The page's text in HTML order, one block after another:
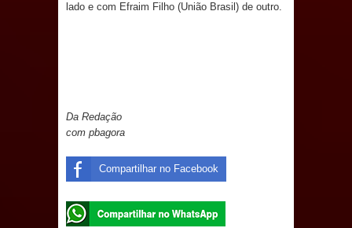
Santana 2026 será neste sábado (25)
Nota de pesar: Câmara de Marí
lamenta a morte da ex-vereadora
lado e com Efraim Filho (União Brasil) de outro.
Da Redação
com pbagora
Compartilhar no Facebook